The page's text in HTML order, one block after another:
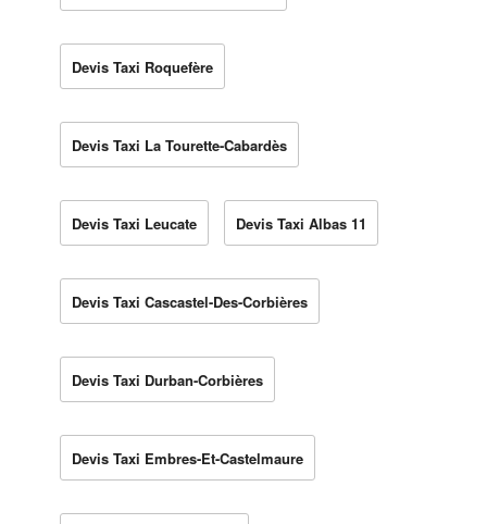
Devis Taxi Roquefère
Devis Taxi La Tourette-Cabardès
Devis Taxi Leucate Devis Taxi Albas 11
Devis Taxi Cascastel-Des-Corbières
Devis Taxi Durban-Corbières
Devis Taxi Embres-Et-Castelmaure